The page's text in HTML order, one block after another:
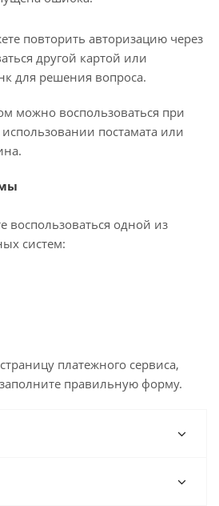
повторить авторизацию через
другой картой или
для решения вопроса.
можно воспользоваться при
использовании постамата или
воспользоваться одной из
систем:
платежного сервиса,
правильную форму.